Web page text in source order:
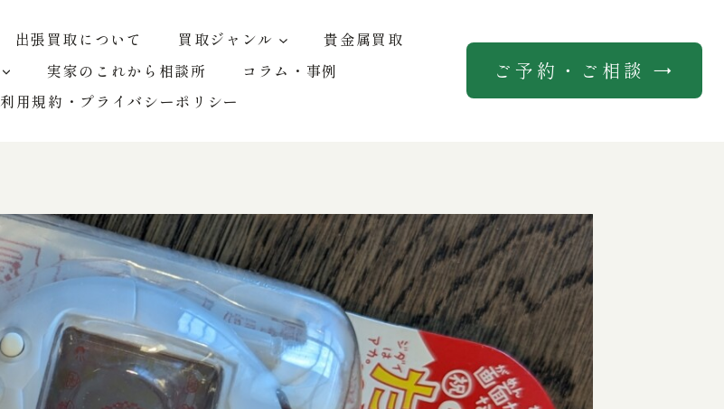
出張買取について 買取ジャンル
貴金属買取
実家のこれから相談所
コラム・事例
利用規約・プライバシーポリシー
ご予約・ご相談 →